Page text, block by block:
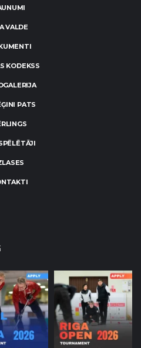
VALDE
KODEKSS
PATS